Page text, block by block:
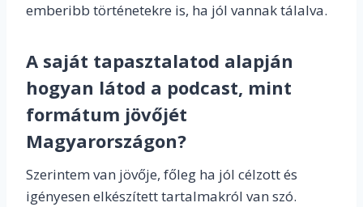
emberibb történetekre is, ha jól vannak tálalva.
A saját tapasztalatod alapján
hogyan látod a podcast, mint
formátum jövőjét
Magyarországon?
Szerintem van jövője, főleg ha jól célzott és
igényesen elkészített tartalmakról van szó.